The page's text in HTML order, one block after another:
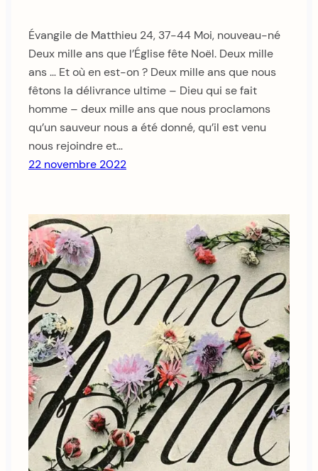
Évangile de Matthieu 24, 37-44 Moi, nouveau-né
Deux mille ans que l’Église fête Noël. Deux mille
ans … Et où en est-on ? Deux mille ans que nous
fêtons la délivrance ultime – Dieu qui se fait
homme – deux mille ans que nous proclamons
qu’un sauveur nous a été donné, qu’il est venu
nous rejoindre et…
22 novembre 2022